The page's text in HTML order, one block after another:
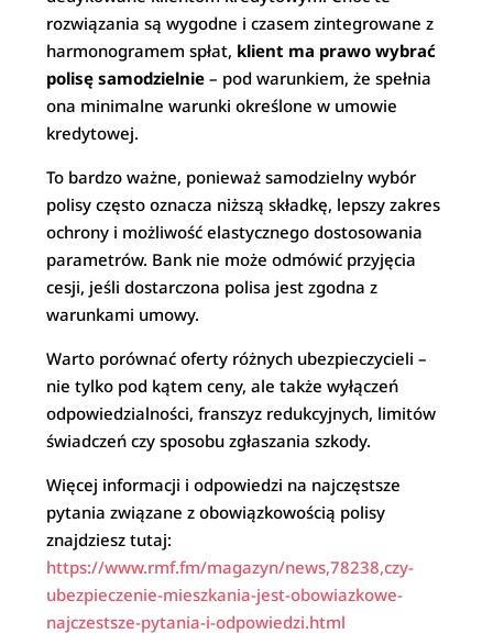
rozwiązania są wygodne i czasem zintegrowane z
harmonogramem spłat, klient ma prawo wybrać
polisę samodzielnie – pod warunkiem, że spełnia
ona minimalne warunki określone w umowie
kredytowej.
To bardzo ważne, ponieważ samodzielny wybór
polisy często oznacza niższą składkę, lepszy zakres
ochrony i możliwość elastycznego dostosowania
parametrów. Bank nie może odmówić przyjęcia
cesji, jeśli dostarczona polisa jest zgodna z
warunkami umowy.
Warto porównać oferty różnych ubezpieczycieli –
nie tylko pod kątem ceny, ale także wyłączeń
odpowiedzialności, franszyz redukcyjnych, limitów
świadczeń czy sposobu zgłaszania szkody.
Więcej informacji i odpowiedzi na najczęstsze
pytania związane z obowiązkowością polisy
znajdziesz tutaj:
https://www.rmf.fm/magazyn/news,78238,czy-
ubezpieczenie-mieszkania-jest-obowiazkowe-
najczestsze-pytania-i-odpowiedzi.html